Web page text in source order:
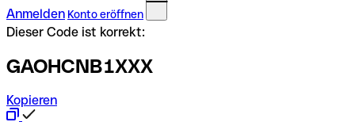
Anmelden Konto eröffnen
Dieser Code ist korrekt:
GAOHCNB1XXX
Kopieren